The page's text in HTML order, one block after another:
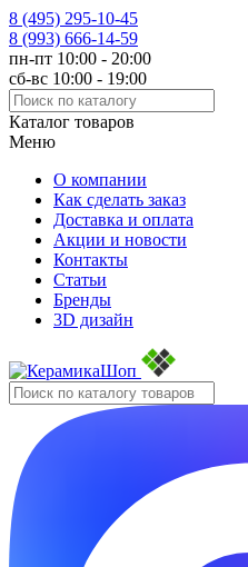
8 (495) 295-10-45
8 (993) 666-14-59
пн-пт 10:00 - 20:00
сб-вс 10:00 - 19:00
Каталог товаров
Меню
О компании
Как сделать заказ
Доставка и оплата
Акции и новости
Контакты
Статьи
Бренды
3D дизайн